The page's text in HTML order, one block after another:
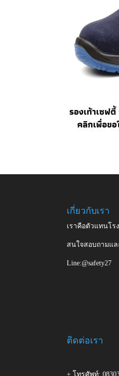
เกี่ยวกับเรา
เราคือตัวแทนโ
สนใจสอบถามแล
Line:@safety27
ติดต่อเรา
+ โทรศัพท์: